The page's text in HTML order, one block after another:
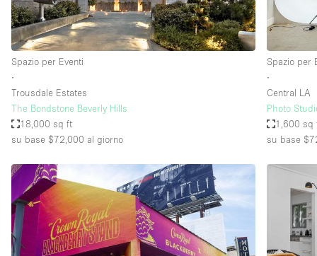
Spazio per Eventi
∙
Trousdale Estates
The Bondstone Beverly Hills
18,000 sq ft
su base $72,000 al giorno
Spazio per
∙
Central LA
Photo
1,600 sq
su base